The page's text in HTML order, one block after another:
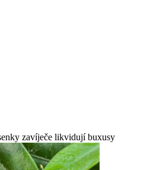
zavíječe likvidují buxusy